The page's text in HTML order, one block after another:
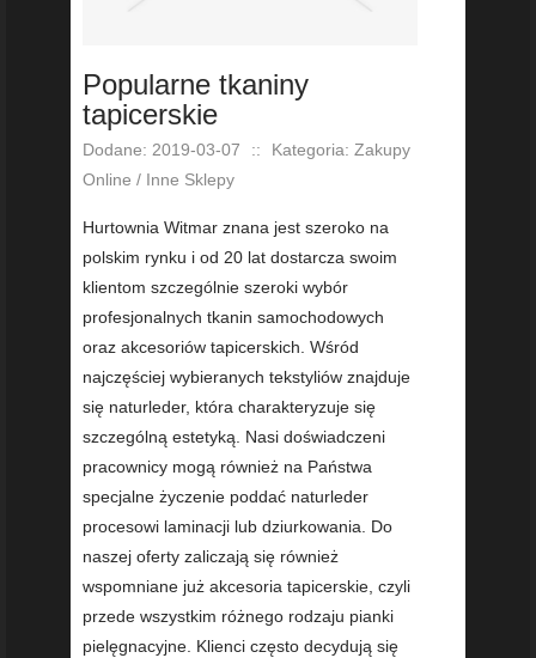
Popularne tkaniny
tapicerskie
Dodane: 2019-03-07 ::
Kategoria: Zakupy
Online / Inne Sklepy
Hurtownia Witmar znana jest szeroko na
polskim rynku i od 20 lat dostarcza swoim
klientom szczególnie szeroki wybór
profesjonalnych tkanin samochodowych
oraz akcesoriów tapicerskich. Wśród
najczęściej wybieranych tekstyliów znajduje
się naturleder, która charakteryzuje się
szczególną estetyką. Nasi doświadczeni
pracownicy mogą również na Państwa
specjalne życzenie poddać naturleder
procesowi laminacji lub dziurkowania. Do
naszej oferty zaliczają się również
wspomniane już akcesoria tapicerskie, czyli
przede wszystkim różnego rodzaju pianki
pielęgnacyjne. Klienci często decydują się